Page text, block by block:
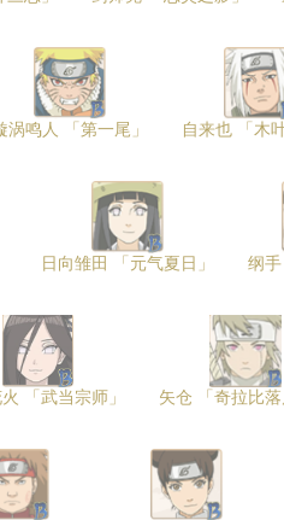
涡鸣人 「第一尾」 自来也 「木
日向雏田 「元气夏日」 纲
「武当宗师」 矢仓 「奇拉比